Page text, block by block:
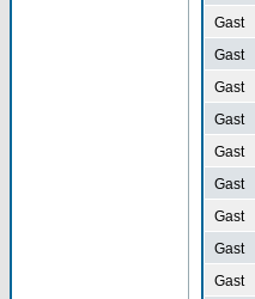
Gast
Gast
Gast
Gast
Gast
Gast
Gast
Gast
Gast